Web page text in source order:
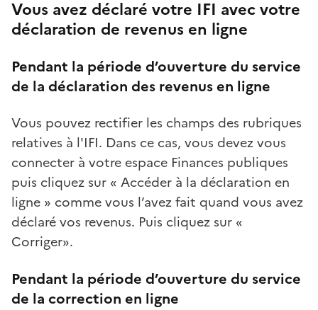
Vous avez déclaré votre IFI avec votre
déclaration de revenus en ligne
Pendant la période d’ouverture du service
de la déclaration des revenus en ligne
Vous pouvez rectifier les champs des rubriques
relatives à l'IFI. Dans ce cas, vous devez vous
connecter à votre espace Finances publiques
puis cliquez sur « Accéder à la déclaration en
ligne » comme vous l’avez fait quand vous avez
déclaré vos revenus. Puis cliquez sur «
Corriger».
Pendant la période d’ouverture du service
de la correction en ligne